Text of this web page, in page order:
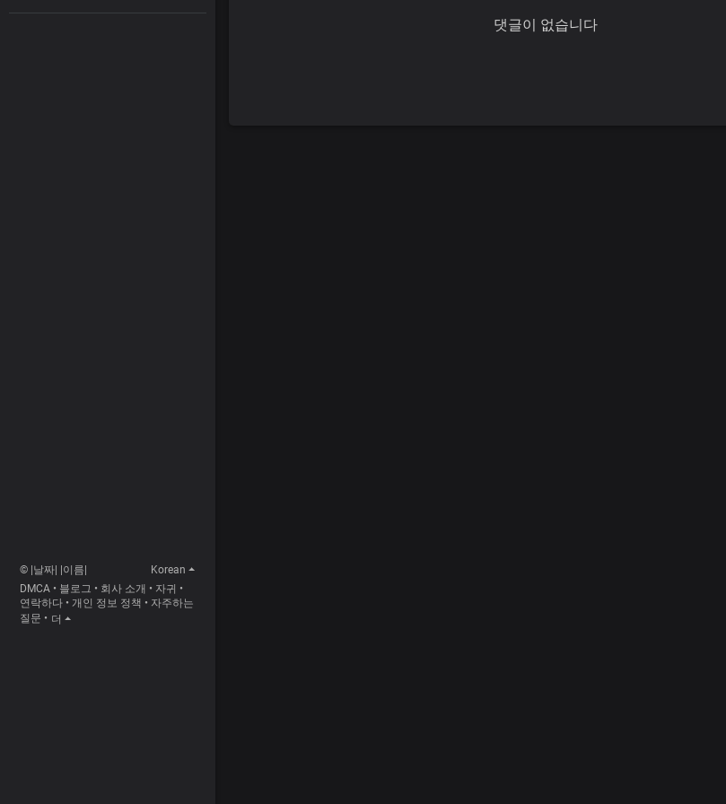
© |날짜| |이름|
Korean
DMCA • 블로그 • 회사 소개 • 자귀 •
연락하다 • 개인 정보 정책 • 자주하는
질문 • 더
댓글이 없습니다